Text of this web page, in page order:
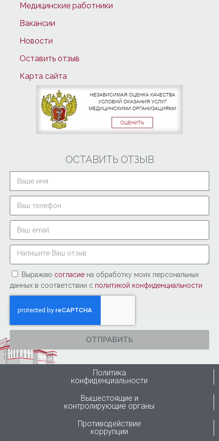
Медицинские работники
Вакансии
Новости
Оставить отзыв
Карта сайта
ОСТАВИТЬ ОТЗЫВ
Выражаю согласие на обработку моих персональных
данных в соответствии с политикой конфиденциальности
ОТПРАВИТЬ
Политика
конфиденциальности
Вышестоящие и
контролирующие органы
Противодействие
коррупции